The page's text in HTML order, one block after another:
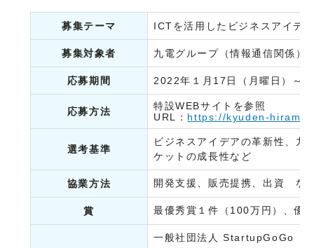
募集テーマ ICTを活用したビジネスアイデ
募集対象者 九電グループ（情報通信関係）
応募期間 2022年１月17日（月曜日）～
応募方法
特設WEBサイトを参照
URL： https://kyuden-
選考基準
ビジネスアイデアの革新性、九
ケットの成長性など
協業方法 開発支援、販売提携、出資 な
賞 最優秀賞１件（100万円）、優
一般社団法人 StartupGoGo